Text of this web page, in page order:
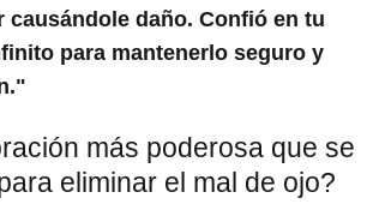
causándole daño. Confió en tu
para mantenerlo seguro y
más poderosa que se
eliminar el mal de ojo?